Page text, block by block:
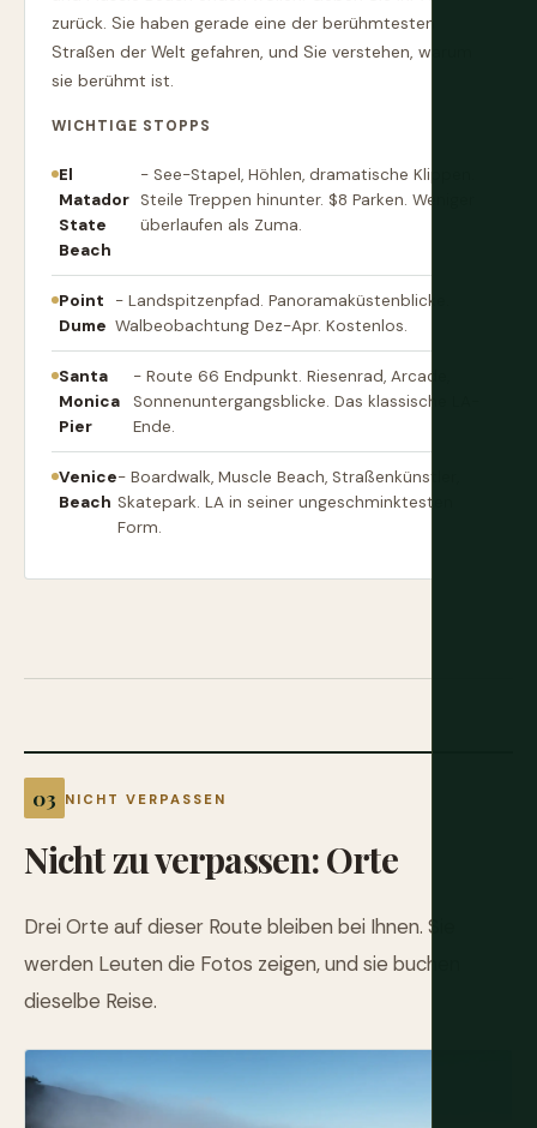
zurück. Sie haben gerade eine der berühmtesten
Straßen der Welt gefahren, und Sie verstehen, warum
sie berühmt ist.
WICHTIGE STOPPS
El
Matador
State
Beach
- See-Stapel, Höhlen, dramatische Klippen.
Steile Treppen hinunter. $8 Parken. Weniger
überlaufen als Zuma.
Point
Dume
- Landspitzenpfad. Panoramaküstenblicke.
Walbeobachtung Dez-Apr. Kostenlos.
Santa
Monica
Pier
- Route 66 Endpunkt. Riesenrad, Arcade,
Sonnenuntergangsblicke. Das klassische LA-
Ende.
Venice
Beach
- Boardwalk, Muscle Beach, Straßenkünstler,
Skatepark. LA in seiner ungeschminktesten
Form.
NICHT VERPASSEN
Nicht zu verpassen: Orte
Drei Orte auf dieser Route bleiben bei Ihnen. Sie
werden Leuten die Fotos zeigen, und sie buchen
dieselbe Reise.